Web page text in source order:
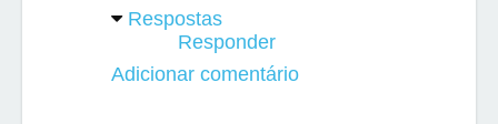
Respostas
Responder
Adicionar comentário